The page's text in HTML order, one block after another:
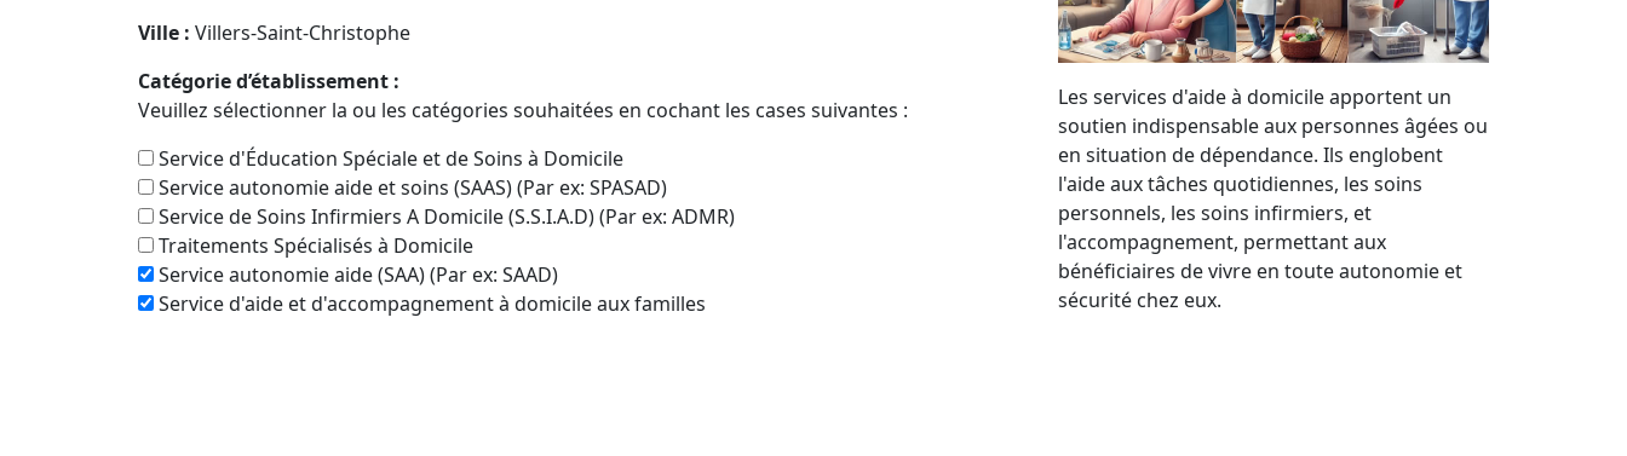
Ville : Villers-Saint-Christophe
Catégorie d’établissement :
Veuillez sélectionner la ou les catégories souhaitées en cochant les cases suivantes :
Service d'Éducation Spéciale et de Soins à Domicile
Service autonomie aide et soins (SAAS) (Par ex: SPASAD)
Service de Soins Infirmiers A Domicile (S.S.I.A.D) (Par ex: ADMR)
Traitements Spécialisés à Domicile
Service autonomie aide (SAA) (Par ex: SAAD)
Service d'aide et d'accompagnement à domicile aux familles
Les services d'aide à domicile apportent un
soutien indispensable aux personnes âgées ou
en situation de dépendance. Ils englobent
l'aide aux tâches quotidiennes, les soins
personnels, les soins infirmiers, et
l'accompagnement, permettant aux
bénéficiaires de vivre en toute autonomie et
sécurité chez eux.